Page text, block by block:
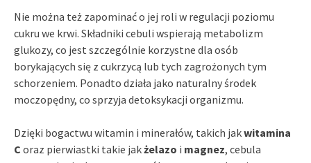
Nie można też zapominać o jej roli w regulacji poziomu
cukru we krwi. Składniki cebuli wspierają metabolizm
glukozy, co jest szczególnie korzystne dla osób
borykających się z cukrzycą lub tych zagrożonych tym
schorzeniem. Ponadto działa jako naturalny środek
moczopędny, co sprzyja detoksykacji organizmu.
Dzięki bogactwu witamin i minerałów, takich jakwitamina
C oraz pierwiastki takie jakżelazo i magnez, cebula